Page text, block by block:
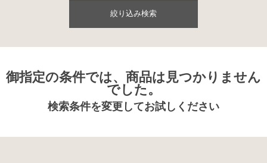
絞り込み検索
御指定の条件では、商品は見つかりません
でした。
検索条件を変更してお試しください